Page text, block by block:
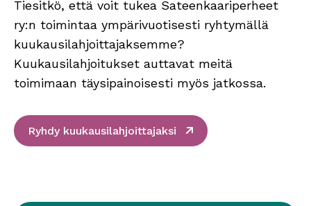
Tiesitkö, että voit tukea Sateenkaariperheet
ry:n toimintaa ympärivuotisesti ryhtymällä
kuukausilahjoittajaksemme?
Kuukausilahjoitukset auttavat meitä
toimimaan täysipainoisesti myös jatkossa.
Ryhdy kuukausilahjoittajaksi Sivu avautuu